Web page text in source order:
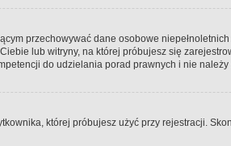
przechowywać dane osobowe
lub witryny, na której próbujesz się
do udzielania porad prawnych i nie
której próbujesz użyć przy rejestracji.